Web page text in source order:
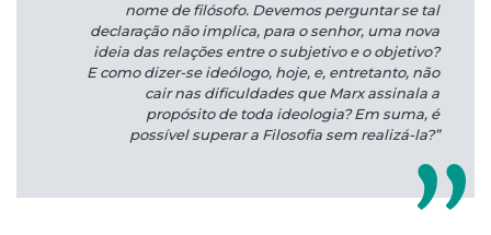
nome defilósofo. Devemos perguntar se tal
declaração não implica, para o senhor, uma nova
ideia das relações entre o subjetivo e o objetivo?
E como dizer-se ideólogo, hoje, e, entretanto, não
cair nas dificuldades que Marx assinala a
propósito de toda ideologia? Em suma, é
possível superar a Filosofia sem realizá-la?”